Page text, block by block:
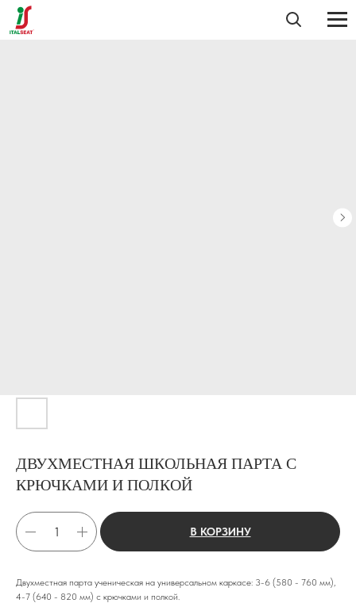
ДВУХМЕСТНАЯ ШКОЛЬНАЯ ПАРТА С
КРЮЧКАМИ И ПОЛКОЙ
В КОРЗИНУ
Двухместная парта ученическая на универсальном каркасе: 3-6 (580 - 760 мм),
4-7 (640 - 820 мм) с крючками и полкой.